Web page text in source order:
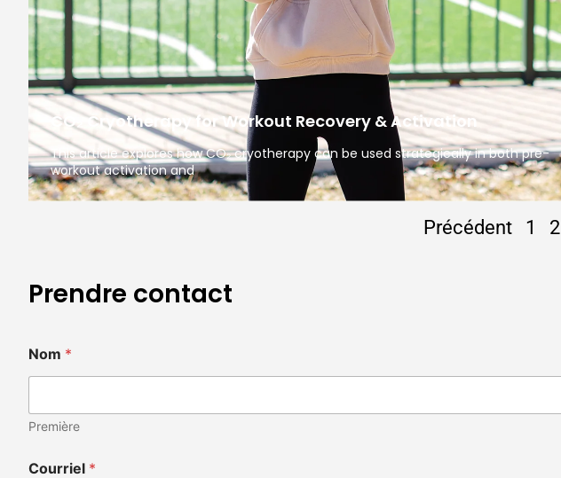
CO₂ Cryotherapy for Workout Recovery & Activation
This article explores how CO₂ cryotherapy can be used strategically in both pre-
workout activation and
Précédent 1 2
Prendre contact
Nom *
Première
Courriel *